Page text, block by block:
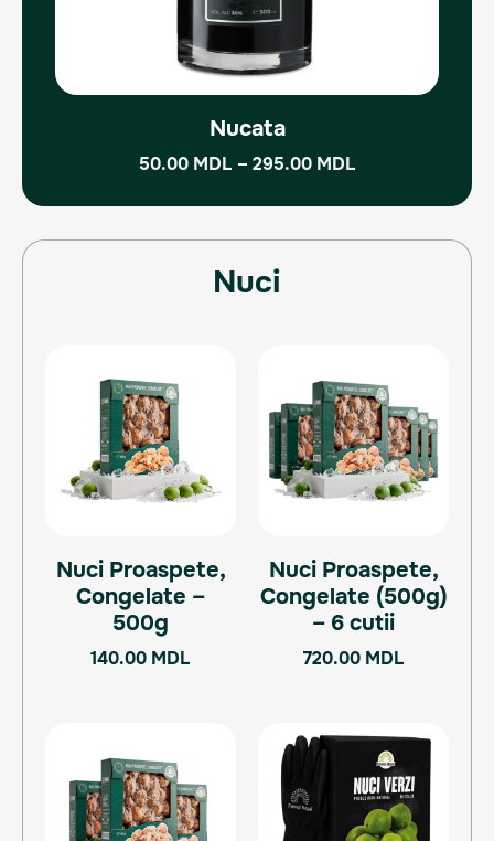
Nucata
50.00 MDL – 295.00 MDL
pagina
produsului.
Nuci
Nuci Proaspete,
Congelate –
500g
140.00 MDL
Nuci Proaspete,
Congelate (500g)
– 6 cutii
720.00 MDL